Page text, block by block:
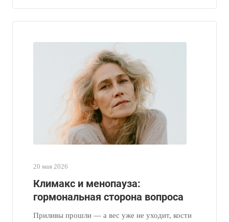
20 мая 2026
Климакс и менопауза:
гормональная сторона вопроса
Приливы прошли — а вес уже не уходит, кости